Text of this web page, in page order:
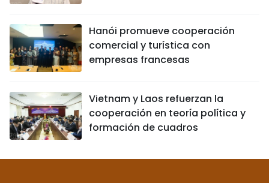
Hanói promueve cooperación
comercial y turística con
empresas francesas
Vietnam y Laos refuerzan la
cooperación en teoría política y
formación de cuadros